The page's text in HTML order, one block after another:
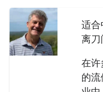
适
离刀
在
的